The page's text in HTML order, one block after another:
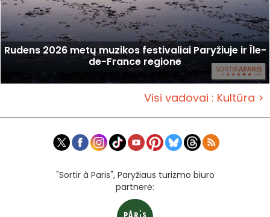
Rudens 2026 metų muzikos festivaliai Paryžiuje ir Île-
de-France regione
Visi vadovai : Kultūra >
"Sortir à Paris", Paryžiaus turizmo biuro
partnerė: